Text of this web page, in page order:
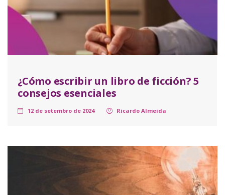
¿Cómo escribir un libro de ficción? 5
consejos esenciales
12 de setembro de 2024 Ricardo Almeida